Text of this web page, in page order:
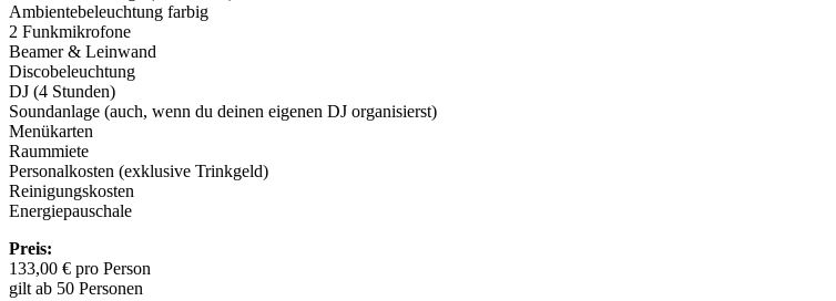
Ambientebeleuchtung farbig
2 Funkmikrofone
Beamer & Leinwand
Discobeleuchtung
DJ (4 Stunden)
Soundanlage (auch, wenn du deinen eigenen DJ organisierst)
Menükarten
Raummiete
Personalkosten (exklusive Trinkgeld)
Reinigungskosten
Energiepauschale
Preis:
133,00 € pro Person
gilt ab 50 Personen